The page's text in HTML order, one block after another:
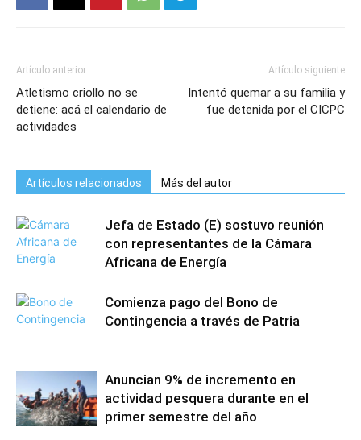
Artículo anterior
Atletismo criollo no se
detiene: acá el calendario de
actividades
Artículo siguiente
Intentó quemar a su familia y
fue detenida por el CICPC
Artículos relacionados Más del autor
Jefa de Estado (E) sostuvo reunión
con representantes de la Cámara
Africana de Energía
Comienza pago del Bono de
Contingencia a través de Patria
Anuncian 9% de incremento en
actividad pesquera durante en el
primer semestre del año